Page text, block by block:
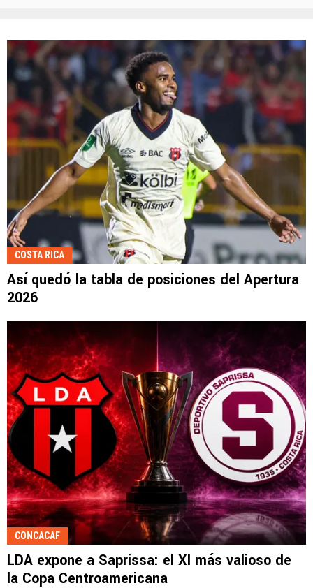
COSTA RICA
Así quedó la tabla de posiciones del Apertura
2026
CONCACAF
LDA expone a Saprissa: el XI más valioso de
la Copa Centroamericana